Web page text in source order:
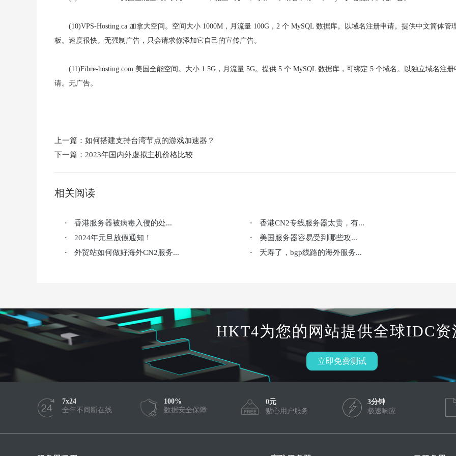
(10)VPS-Hosting.ca 加拿大空间。空间大小 1000M，月流量 100G，2 个 MySQL 数据库。以域名注册申请。提供中文简体管
板。速度很快。无强制广告，只会请求你添加它自己的宣传广告。
(11)Fibre-hosting.com 美国全能空间。大小 1.5G，月流量 5G。提供 5 个 MySQL 数据库，可绑定 5 个域名。以独立域名注册
请。无广告。
上一篇： 如何搭建支持台湾节点的游戏加速器？
下一篇： 2023年国内外虚拟主机价格比较
相关阅读
· 香港服务器被病毒入侵的处... · 香港CN2专线服务器太贵，有...
· 2024年元旦放假通知！ · 美国服务器容易受到哪些攻...
· 外贸站如何做好海外CN2服务... · 夭寿了，bgp线路的海外服务...
HKT4为您的网站提供全球IDC资
立即免费测试
7x24
全年不间断在线
100%
数据安全保障
0元
贴心用户服务
3分钟
极速响应